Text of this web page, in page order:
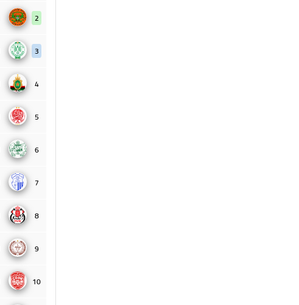
2
3
4
5
6
7
8
9
10